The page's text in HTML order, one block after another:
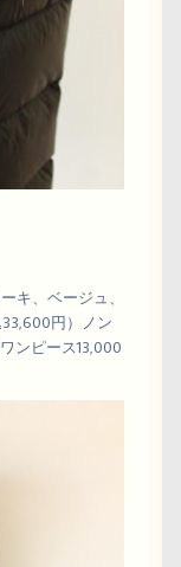
キ、ベージュ、
円）ノン
ンピース13,000